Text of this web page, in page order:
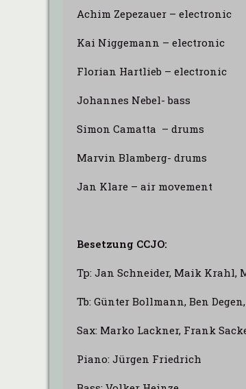
Achim Zepezauer – electronic
Kai Niggemann – electronic
Florian Hartlieb – electronic
Johannes Nebel- bass
Simon Camatta – drums
Marvin Blamberg- drums
Jan Klare – air movement
Besetzung CCJO:
Tp: Jan Schneider, Maik Krahl,
Tb: Günter Bollmann, Ben
Sax: Marko Lackner, Frank
Piano: Jürgen Friedrich